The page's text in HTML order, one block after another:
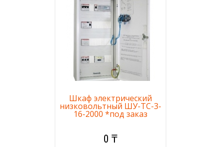
Шкаф электрический
низковольтный ШУ-ТС-3-
16-2000 *под заказ
0 ₸